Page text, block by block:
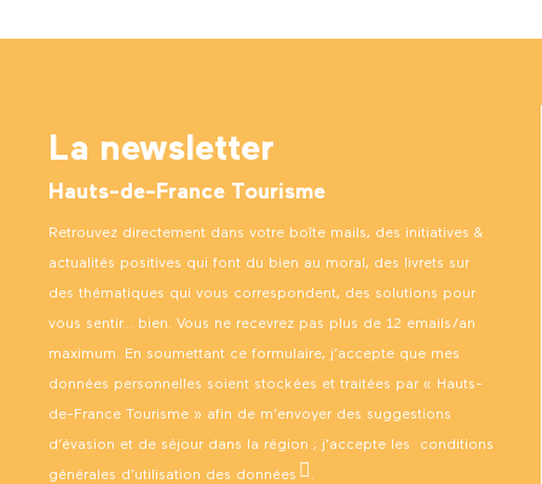
La newsletter
Hauts-de-France Tourisme
Retrouvez directement dans votre boîte mails, des initiatives &
actualités positives qui font du bien au moral, des livrets sur
des thématiques qui vous correspondent, des solutions pour
vous sentir… bien. Vous ne recevrez pas plus de 12 emails/an
maximum. En soumettant ce formulaire, j’accepte que mes
données personnelles soient stockées et traitées par « Hauts-
de-France Tourisme » afin de m’envoyer des suggestions
d’évasion et de séjour dans la région ; j’accepte les conditions
générales d’utilisation des données .